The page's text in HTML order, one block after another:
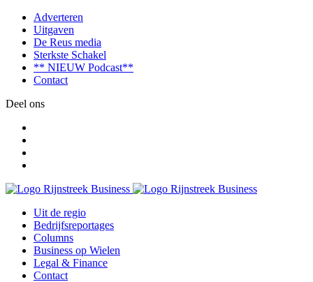
Adverteren
Uitgaven
De Reus media
Sterkste Schakel
** NIEUW Podcast**
Contact
Deel ons
Uit de regio
Bedrijfsreportages
Columns
Business op Wielen
Legal & Finance
Contact